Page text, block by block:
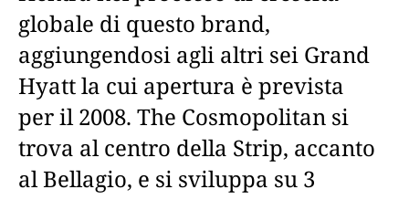
globale di questo brand,
aggiungendosi agli altri sei Grand
Hyatt la cui apertura è prevista
per il 2008. The Cosmopolitan si
trova al centro della Strip, accanto
al Bellagio, e si sviluppa su 3